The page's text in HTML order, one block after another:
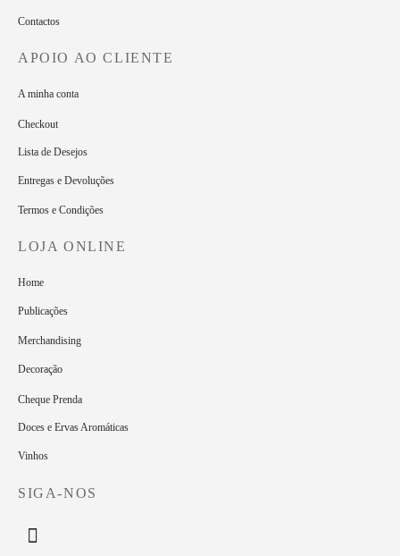
Contactos
APOIO AO CLIENTE
A minha conta
Checkout
Lista de Desejos
Entregas e Devoluções
Termos e Condições
LOJA ONLINE
Home
Publicações
Merchandising
Decoração
Cheque Prenda
Doces e Ervas Aromáticas
Vinhos
SIGA-NOS